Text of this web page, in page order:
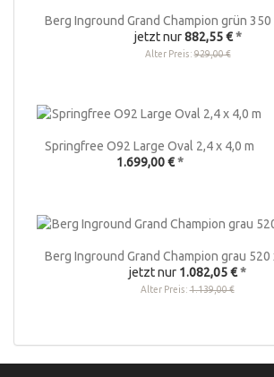
Berg Inground Grand Champion grün 350
jetzt nur882,55 € *
Alter Preis:929,00 €
Springfree O92 Large Oval 2,4 x 4,0 m
1.699,00 € *
Berg Inground Grand Champion grau 520
jetzt nur 1.082,05 € *
Alter Preis:1.139,00 €